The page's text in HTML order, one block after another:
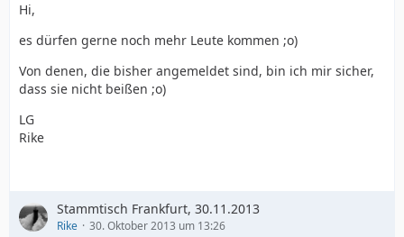
Hi,
es dürfen gerne noch mehr Leute kommen ;o)
Von denen, die bisher angemeldet sind, bin ich mir sicher,
dass sie nicht beißen ;o)
LG
Rike
Stammtisch Frankfurt, 30.11.2013
Rike 30. Oktober 2013 um 13:26